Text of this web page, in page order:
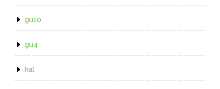
gu10
gu4
hal